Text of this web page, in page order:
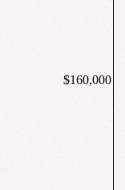
$160,000